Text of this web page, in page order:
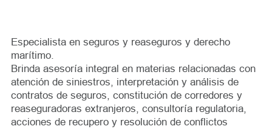
Especialista en seguros y reaseguros y derecho
marítimo.
Brinda asesoría integral en materias relacionadas con
atención de siniestros, interpretación y análisis de
contratos de seguros, constitución de corredores y
reaseguradoras extranjeros, consultoría regulatoria,
acciones de recupero y resolución de conflictos